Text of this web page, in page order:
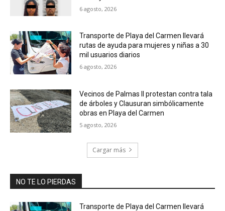
6 agosto, 2026
Transporte de Playa del Carmen llevará
rutas de ayuda para mujeres y niñas a 30
mil usuarios diarios
6 agosto, 2026
Vecinos de Palmas II protestan contra tala
de árboles y Clausuran simbólicamente
obras en Playa del Carmen
5 agosto, 2026
Cargar más
NO TE LO PIERDAS
Transporte de Playa del Carmen llevará